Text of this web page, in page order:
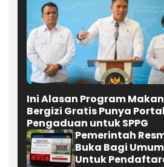
Ini Alasan Program Makan
Bergizi Gratis Punya Portal
Pengaduan untuk SPPG
Pemerintah
Buka Bagi Umum
Untuk